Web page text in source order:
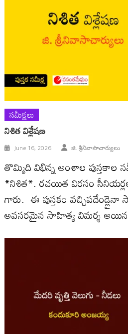
సమీక్షలు
నిశిత విశ్లేష‌ణ‌
June 16, 2026 జి. శ్రీనివాసాచార్యులు
తొమ్మిది విభిన్న అంశాల పుస్తకాల
*నిశిత*. రచయిత విరసం
గారు. ఈ పుస్త‌కం
అవసరమైన సాహిత్య విమర్శ